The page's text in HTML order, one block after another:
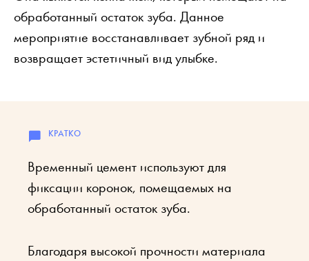
обработанный остаток зуба. Данное
мероприятие восстанавливает зубной ряд и
возвращает эстетичный вид улыбке.
Временный цемент используют для
фиксации коронок, помещаемых на
обработанный остаток зуба.
Благодаря высокой прочности материала